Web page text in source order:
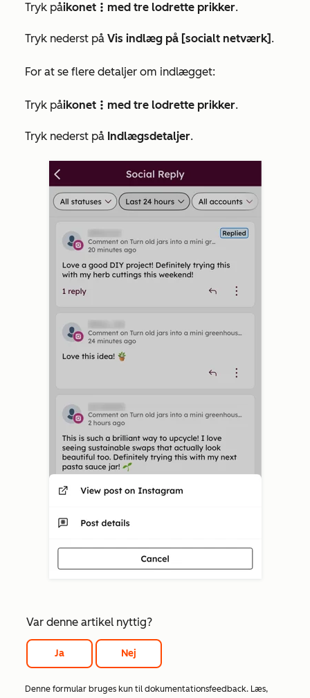
Tryk påikonet verticalMenu med tre lodrette prikker.
Tryk nederst på Vis indlæg på [socialt netværk] .
For at se flere detaljer om indlægget:
Tryk påikonet verticalMenu med tre lodrette prikker.
Tryk nederst på Indlægsdetaljer.
Var denne artikel nyttig?
Ja Nej
Denne formular bruges kun til dokumentationsfeedback. Læs,